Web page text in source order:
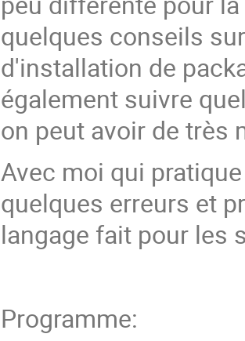
quelques conseils
d'installation de
également suivre
on peut avoir de très
Avec moi qui
quelques erreurs et
langage fait pour les
Programme: